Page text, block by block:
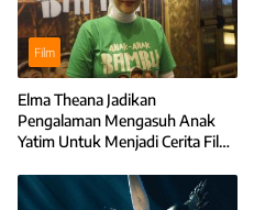
Film
Elma Theana Jadikan
Pengalaman Mengasuh Anak
Yatim Untuk Menjadi Cerita Film